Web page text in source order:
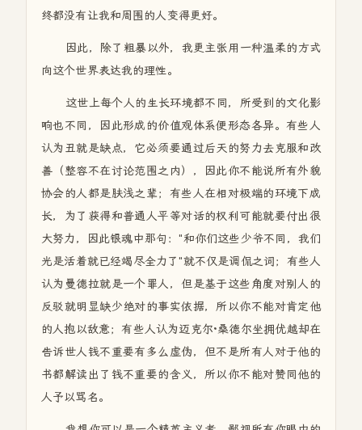
终都没有让我和周围的人变得更好。
因此，除了粗暴以外，我更主张用一种温柔的方式
向这个世界表达我的理性。
这世上每个人的生长环境都不同，所受到的文化影
响也不同，因此形成的价值观体系便形态各异。有些人
认为丑就是缺点，它必须要通过后天的努力去克服和改
善（整容不在讨论范围之内），因此你不能说所有外貌
协会的人都是肤浅之辈；有些人在相对极端的环境下成
长，为了获得和普通人平等对话的权利可能就要付出很
大努力，因此银魂中那句："和你们这些少爷不同，我们
光是活着就已经竭尽全力了"就不仅是调侃之词；有些人
认为曼德拉就是一个罪人，但是基于这些角度对别人的
反驳就明显缺少绝对的事实依据，所以你不能对肯定他
的人抱以敌意；有些人认为迈克尔·桑德尔坐拥优越却在
告诉世人钱不重要有多么虚伪，但不是所有人对于他的
书都解读出了钱不重要的含义，所以你不能对赞同他的
人予以骂名。